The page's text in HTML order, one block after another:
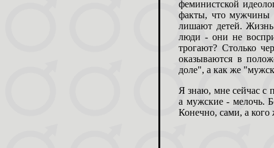
феминистской
факты, что мужчины
лишают детей.
люди - они не
трогают? Столько
оказываются в
доле", а как же
Я знаю, мне сейчас с
а мужские - мелочь.
Конечно, сами, а кого